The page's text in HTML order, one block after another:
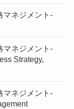
マネジメント-
マネジメント-
Strategy,
マネジメント-